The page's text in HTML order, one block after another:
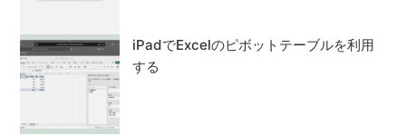
iPadでExcelのピボットテーブルを利用
する